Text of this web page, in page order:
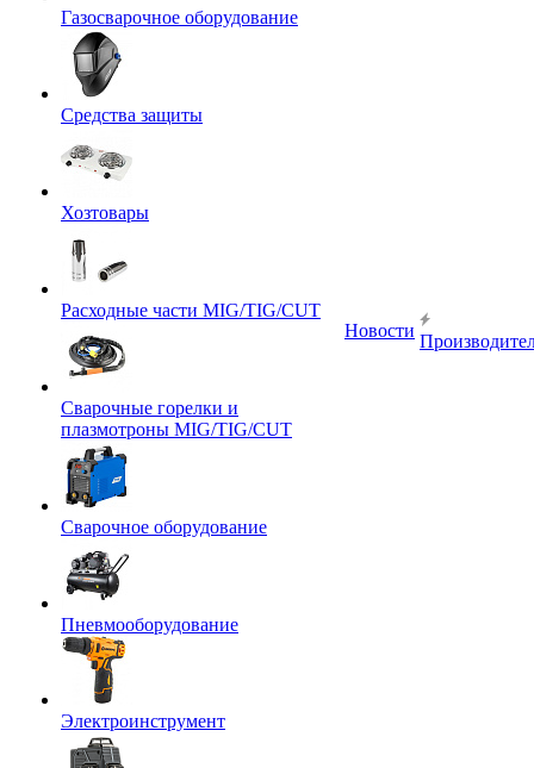
Газосварочное оборудование
Средства защиты
Хозтовары
Расходные части MIG/TIG/CUT
Сварочные горелки и
плазмотроны MIG/TIG/CUT
Сварочное оборудование
Пневмооборудование
Электроинструмент
Новости